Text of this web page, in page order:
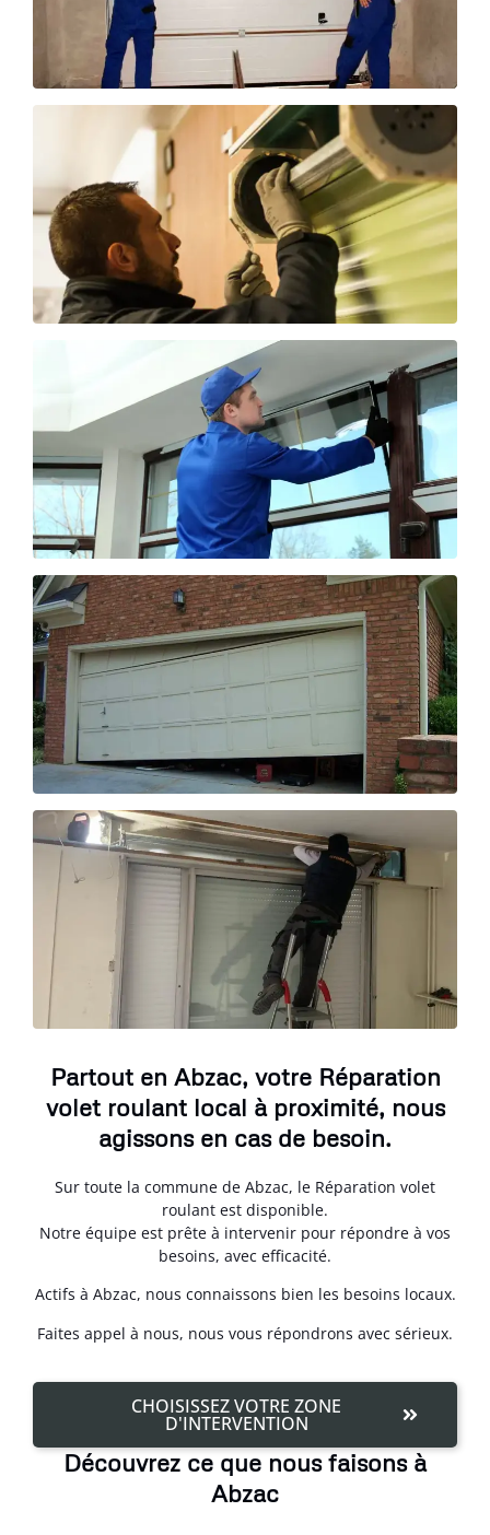
Partout en Abzac, votre Réparation
volet roulant local à proximité, nous
agissons en cas de besoin.
Sur toute la commune de Abzac, le Réparation volet
roulant est disponible.
Notre équipe est prête à intervenir pour répondre à vos
besoins, avec efficacité.
Actifs à Abzac, nous connaissons bien les besoins locaux.
Faites appel à nous, nous vous répondrons avec sérieux.
CHOISISSEZ VOTRE ZONE
D'INTERVENTION
Découvrez ce que nous faisons à
Abzac